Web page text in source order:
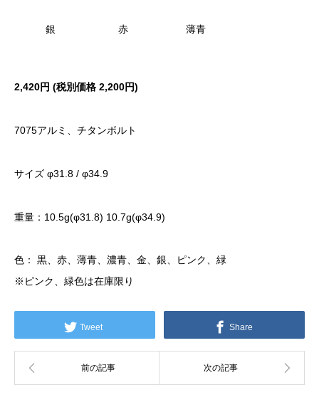
銀 赤 薄青
2,420円 (税別価格 2,200円)
7075アルミ、チタンボルト
サイズ φ31.8 / φ34.9
重量：10.5g(φ31.8) 10.7g(φ34.9)
色： 黒、赤、薄青、濃青、金、銀、ピンク、緑
※ピンク、緑色は在庫限り
Tweet Share